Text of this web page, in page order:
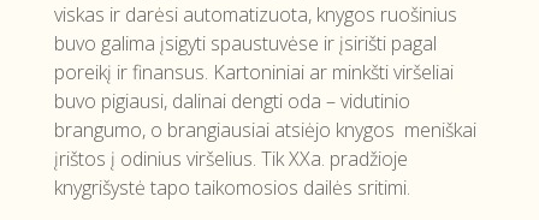
viskas ir darėsi automatizuota, knygos ruošinius
buvo galima įsigyti spaustuvėse ir įsirišti pagal
poreikį ir finansus. Kartoniniai ar minkšti viršeliai
buvo pigiausi, dalinai dengti oda – vidutinio
brangumo, o brangiausiai atsiėjo knygos meniškai
įrištos į odinius viršelius. Tik XXa. pradžioje
knygrišystė tapo taikomosios dailės sritimi.